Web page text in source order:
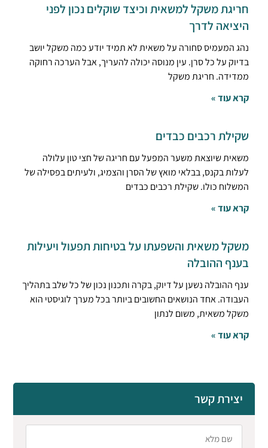
חריגת משקל למשאית וכיצד שוקלים נכון לפני
היציאה לדרך
נהג המעמיס סחורה על משאית לא תמיד יודע כמה משקל יושב
בדיוק על כל סרן. עין מנוסה יכולה להעריך, אבל הערכה רחוקה
ממדידה. חריגת משקל
קרא עוד »
שקילת רכבים כבדים
משאית שיוצאת משער המפעל עם חריגה של חצי טון עלולה
לעלות בקנס, בבלאי מואץ של הסרן והצמיג, ולעיתים בפסילה של
המשלוח כולו. שקילת רכבים כבדים
קרא עוד »
משקל משאית והשפעתו על בטיחות תפעול ויעילות
בענף ההובלה
ענף ההובלה נשען על דיוק, בקרה ותכנון נכון של כל שלב בתהליך
העבודה. אחד הנושאים החשובים ביותר בכל מערך לוגיסטי הוא
משקל משאית, משום לנתון
קרא עוד »
יצירת קשר